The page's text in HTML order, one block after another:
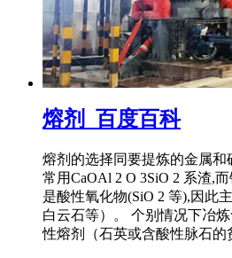
熔剂_百度百科
熔剂的选择同要提炼的金属
常用CaOAl 2 O 3SiO 2 系渣,
是酸性氧化物(SiO 2 等),因此
白云石等）。 个别情况下冶
性熔剂（石英或含酸性脉石的